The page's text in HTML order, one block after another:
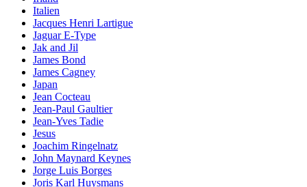
Italien
Jacques Henri Lartigue
Jaguar E-Type
Jak and Jil
James Bond
James Cagney
Japan
Jean Cocteau
Jean-Paul Gaultier
Jean-Yves Tadie
Jesus
Joachim Ringelnatz
John Maynard Keynes
Jorge Luis Borges
Joris Karl Huysmans